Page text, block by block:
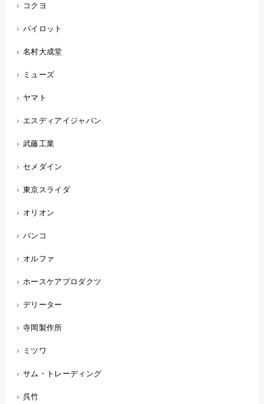
コクヨ
パイロット
名村大成堂
ミューズ
ヤマト
エスディアイジャパン
武藤工業
セメダイン
東京スライダ
オリオン
バンコ
オルファ
ホースケアプロダクツ
デリーター
寺岡製作所
ミツワ
サム・トレーディング
呉竹